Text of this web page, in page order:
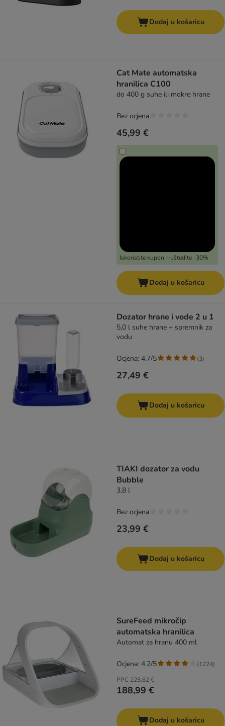
Dodaj u košaricu
Cat Mate automatska
hranilica C100
do 400 g suhe ili mokre hrane
45,99 €
Iskoristite kupon – uštedite -30%
Bez ocjena
Dodaj u košaricu
Dozator hrane i vode 2 u 1
5,0 l suhe hrane + spremnik za
vodu
27,49 €
Ocjena: 4.7/5 (3)
Dodaj u košaricu
TIAKI dozator za vodu
Bubble
3,8 l
23,99 €
Bez ocjena
Dodaj u košaricu
SureFeed mikročip
automatska hranilica
Automat za hranu 400 ml
PPC 225,62 €
188,99 €
Ocjena: 4.2/5 (1224)
Dodaj u košaricu